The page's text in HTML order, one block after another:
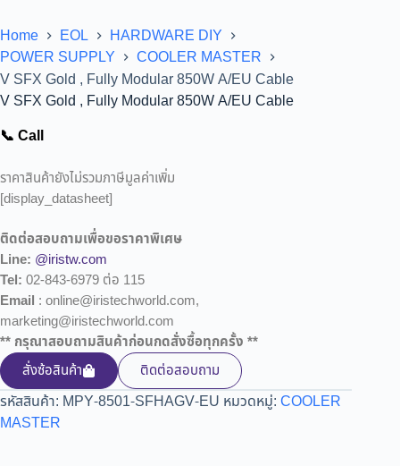
Home EOL
HARDWARE DIY
POWER SUPPLY
COOLER MASTER
V SFX Gold , Fully Modular 850W A/EU Cable
V SFX Gold , Fully Modular 850W A/EU Cable
📞 Call
ราคาสินค้ายังไม่รวมภาษีมูลค่าเพิ่ม
[display_datasheet]
ติดต่อสอบถามเพื่อขอราคาพิเศษ
Line: @iristw.com
Tel: 02-843-6979 ต่อ 115
Email : online@iristechworld.com,
marketing@iristechworld.com
** กรุณาสอบถามสินค้าก่อนกดสั่งซื้อทุกครั้ง **
สั่งซ้อสินค้า
ติดต่อสอบถาม
รหัสสินค้า: MPY-8501-SFHAGV-EU หมวดหมู่: COOLER
MASTER